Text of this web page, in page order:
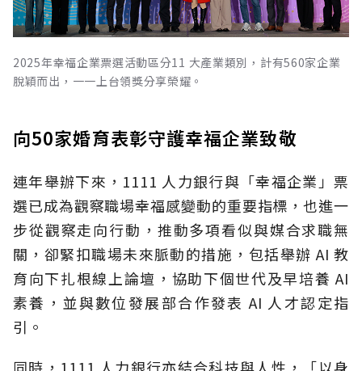
2025年幸福企業票選活動區分11 大產業類別，計有560家企業
脫穎而出，一一上台領獎分享榮耀。
向50家婚育表彰守護幸福企業致敬
連年舉辦下來，1111 人力銀行與「幸福企業」票
選已成為觀察職場幸福感變動的重要指標，也進一
步從觀察走向行動，推動多項看似與媒合求職無
關，卻緊扣職場未來脈動的措施，包括舉辦 AI 教
育向下扎根線上論壇，協助下個世代及早培養 AI
素養，並與數位發展部合作發表 AI 人才認定指
引。
同時，1111 人力銀行亦結合科技與人性，「以身